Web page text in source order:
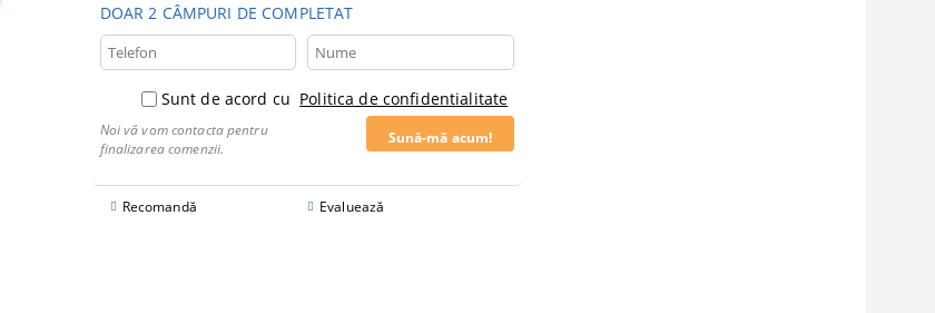
DOAR 2 CÂMPURI DE COMPLETAT
Sunt de acord cu Politica de confidentialitate
Noi vă vom contacta pentru
finalizarea comenzii.
Recomandă Evaluează